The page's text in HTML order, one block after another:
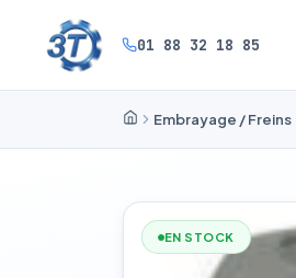
01 88 32 18 85
Embrayage / Freins
EN STOCK